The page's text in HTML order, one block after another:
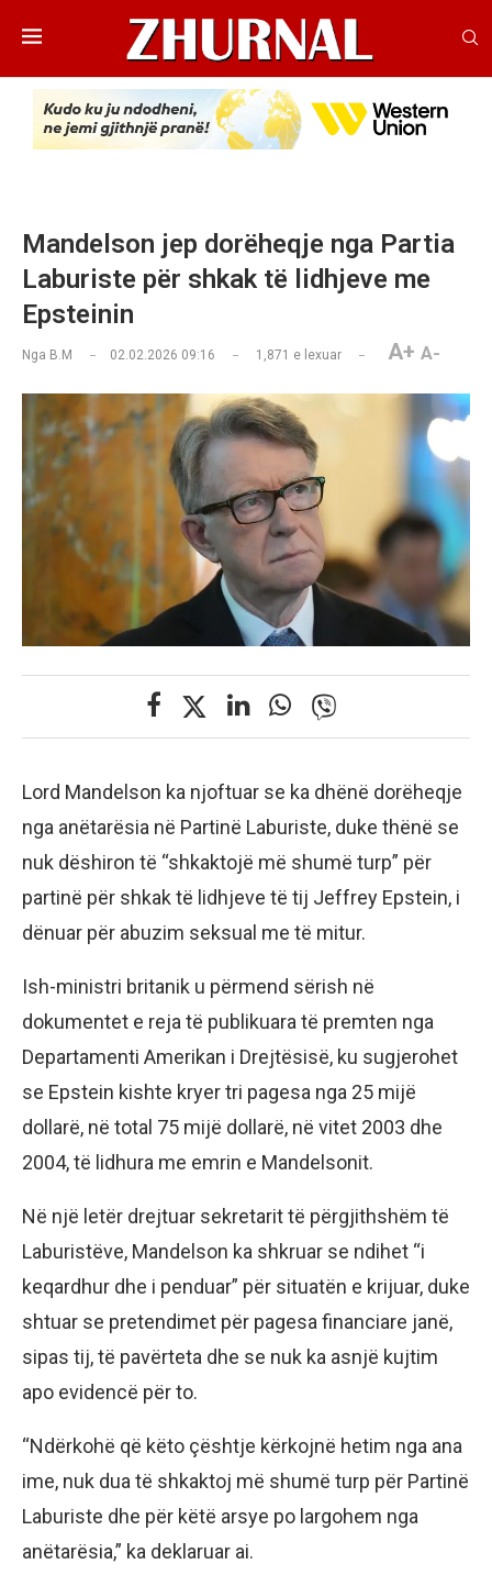
Mandelson jep dorëheqje nga Partia
Laburiste për shkak të lidhjeve me
Epsteinin
Nga B.M 02.02.2026 09:16 1,871 e lexuar A+ A-
Lord Mandelson ka njoftuar se ka dhënë dorëheqje
nga anëtarësia në Partinë Laburiste, duke thënë se
nuk dëshiron të “shkaktojë më shumë turp” për
partinë për shkak të lidhjeve të tij Jeffrey Epstein, i
dënuar për abuzim seksual me të mitur.
Ish-ministri britanik u përmend sërish në
dokumentet e reja të publikuara të premten nga
Departamenti Amerikan i Drejtësisë, ku sugjerohet
se Epstein kishte kryer tri pagesa nga 25 mijë
dollarë, në total 75 mijë dollarë, në vitet 2003 dhe
2004, të lidhura me emrin e Mandelsonit.
Në një letër drejtuar sekretarit të përgjithshëm të
Laburistëve, Mandelson ka shkruar se ndihet “i
keqardhur dhe i penduar” për situatën e krijuar, duke
shtuar se pretendimet për pagesa financiare janë,
sipas tij, të pavërteta dhe se nuk ka asnjë kujtim
apo evidencë për to.
“Ndërkohë që këto çështje kërkojnë hetim nga ana
ime, nuk dua të shkaktoj më shumë turp për Partinë
Laburiste dhe për këtë arsye po largohem nga
anëtarësia,” ka deklaruar ai.